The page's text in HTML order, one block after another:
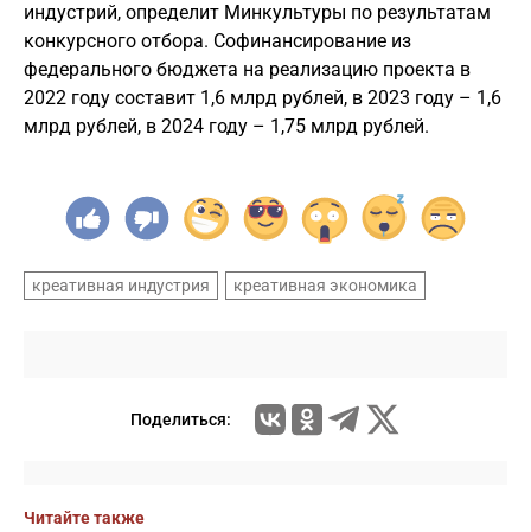
индустрий, определит Минкультуры по результатам
конкурсного отбора. Софинансирование из
федерального бюджета на реализацию проекта в
2022 году составит 1,6 млрд рублей, в 2023 году – 1,6
млрд рублей, в 2024 году – 1,75 млрд рублей.
креативная индустрия креативная экономика
Поделиться:
Читайте также